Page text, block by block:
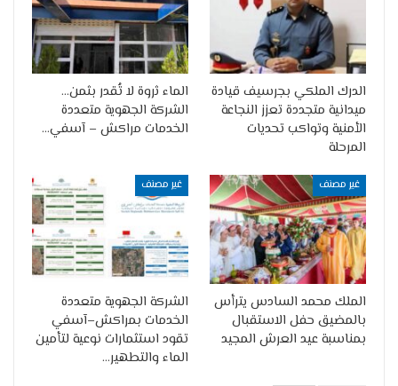
الدرك الملكي بجرسيف قيادة
ميدانية متجددة تعزز النجاعة
الأمنية وتواكب تحديات
المرحلة
الماء ثروة لا تُقدر بثمن…
الشركة الجهوية متعددة
الخدمات مراكش – آسفي…
غير مصنف
الملك محمد السادس يترأس
بالمضيق حفل الاستقبال
بمناسبة عيد العرش المجيد
غير مصنف
الشركة الجهوية متعددة
الخدمات بمراكش–آسفي
تقود استثمارات نوعية لتأمين
الماء والتطهير…